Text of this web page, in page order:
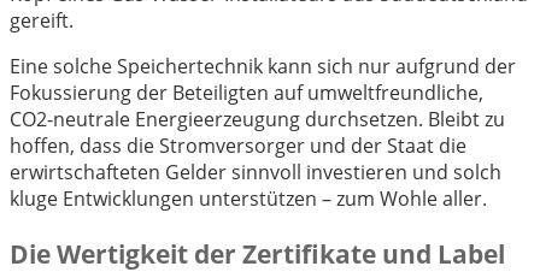
gereift.
Eine solche Speichertechnik kann sich nur aufgrund der
Fokussierung der Beteiligten auf umweltfreundliche,
CO2-neutrale Energieerzeugung durchsetzen. Bleibt zu
hoffen, dass die Stromversorger und der Staat die
erwirtschafteten Gelder sinnvoll investieren und solch
kluge Entwicklungen unterstützen – zum Wohle aller.
Die Wertigkeit der Zertifikate und Label